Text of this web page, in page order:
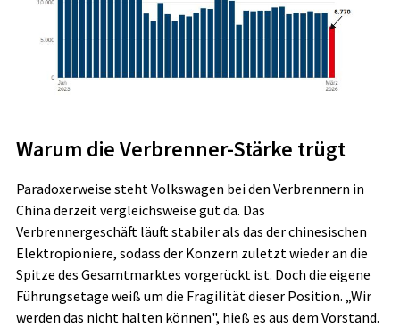
Warum die Verbrenner-Stärke trügt
Paradoxerweise steht Volkswagen bei den Verbrennern in
China derzeit vergleichsweise gut da. Das
Verbrennergeschäft läuft stabiler als das der chinesischen
Elektropioniere, sodass der Konzern zuletzt wieder an die
Spitze des Gesamtmarktes vorgerückt ist. Doch die eigene
Führungsetage weiß um die Fragilität dieser Position. „Wir
werden das nicht halten können", hieß es aus dem Vorstand.